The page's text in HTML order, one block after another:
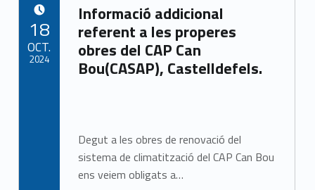
Informació addicional
referent a les properes
obres del CAP Can
Bou(CASAP), Castelldefels.
Degut a les obres de renovació del
sistema de climatització del CAP Can Bou
ens veiem obligats a…
18
OCT.
2024